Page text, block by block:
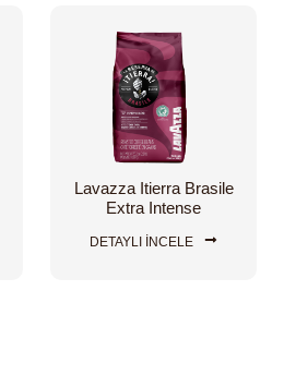
Lavazza Itierra Brasile
Extra Intense
DETAYLI İNCELE